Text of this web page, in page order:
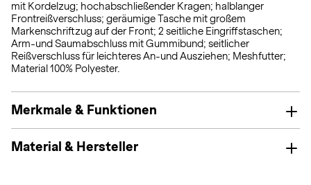
mit Kordelzug; hochabschließender Kragen; halblanger
Frontreißverschluss; geräumige Tasche mit großem
Markenschriftzug auf der Front; 2 seitliche Eingriffstaschen;
Arm-und Saumabschluss mit Gummibund; seitlicher
Reißverschluss für leichteres An-und Ausziehen; Meshfutter;
Material 100% Polyester.
Merkmale & Funktionen
Material & Hersteller